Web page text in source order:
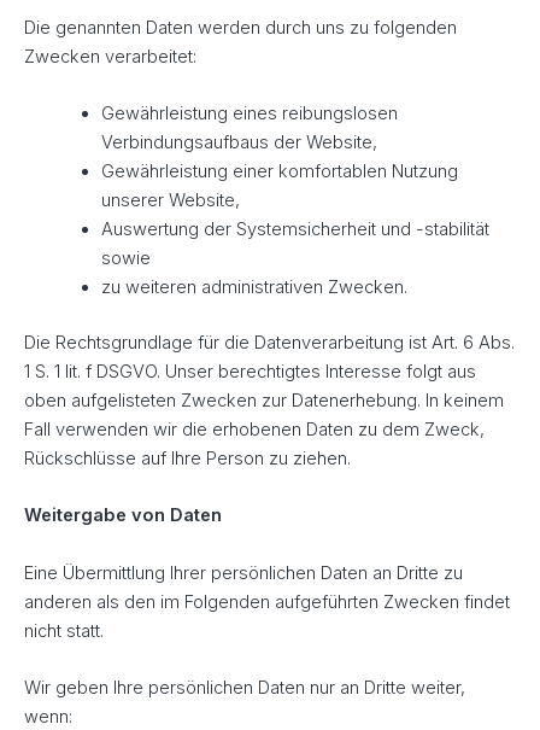
Die genannten Daten werden durch uns zu folgenden
Zwecken verarbeitet:
Gewährleistung eines reibungslosen
Verbindungsaufbaus der Website,
Gewährleistung einer komfortablen Nutzung
unserer Website,
Auswertung der Systemsicherheit und -stabilität
sowie
zu weiteren administrativen Zwecken.
Die Rechtsgrundlage für die Datenverarbeitung ist Art. 6 Abs.
1 S. 1 lit. f DSGVO. Unser berechtigtes Interesse folgt aus
oben aufgelisteten Zwecken zur Datenerhebung. In keinem
Fall verwenden wir die erhobenen Daten zu dem Zweck,
Rückschlüsse auf Ihre Person zu ziehen.
Weitergabe von Daten
Eine Übermittlung Ihrer persönlichen Daten an Dritte zu
anderen als den im Folgenden aufgeführten Zwecken findet
nicht statt.
Wir geben Ihre persönlichen Daten nur an Dritte weiter,
wenn: